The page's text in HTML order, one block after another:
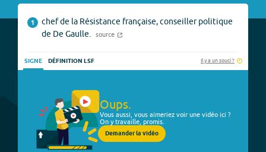
1
chef de la Résistance française, conseiller politique
de De Gaulle.
source
SIGNE DÉFINITION LSF Il y a un souci ?
Oups.
Vous aussi, vous aimeriez voir une vidéo ici ?
On y travaille, promis.
Demander la vidéo